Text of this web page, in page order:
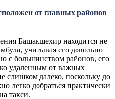
от главных районов
Башакшехир находится не
учитывая его довольно
с большинством районов, его
удаленным от важных
слишком далеко, поскольку до
легко добраться практически
такси.